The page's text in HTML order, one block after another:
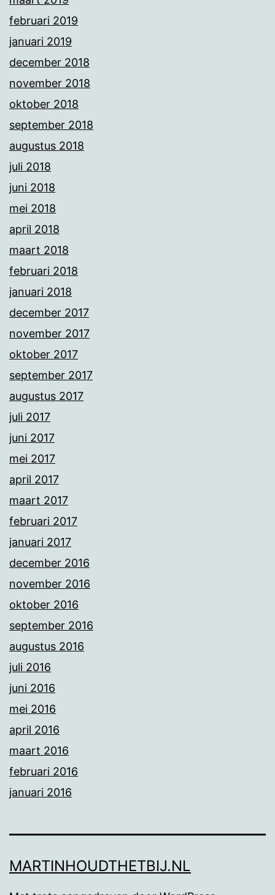
februari 2019
januari 2019
december 2018
november 2018
oktober 2018
september 2018
augustus 2018
juli 2018
juni 2018
mei 2018
april 2018
maart 2018
februari 2018
januari 2018
december 2017
november 2017
oktober 2017
september 2017
augustus 2017
juli 2017
juni 2017
mei 2017
april 2017
maart 2017
februari 2017
januari 2017
december 2016
november 2016
oktober 2016
september 2016
augustus 2016
juli 2016
juni 2016
mei 2016
april 2016
maart 2016
februari 2016
januari 2016
MARTINHOUDTHETBIJ.NL